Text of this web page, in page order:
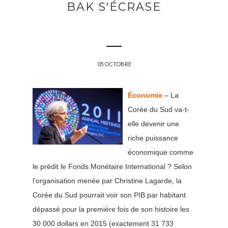
BAK S'ÉCRASE
05 OCTOBRE
Économie – La
Corée du Sud va-t-
elle devenir une
riche puissance
économique comme
le prédit le Fonds Monétaire International ? Selon
l’organisation menée par Christine Lagarde, la
Corée du Sud pourrait voir son PIB par habitant
dépassé pour la première fois de son histoire les
30 000 dollars en 2015 (exactement 31 733